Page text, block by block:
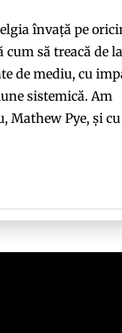
învață pe
cum să treacă de la
de mediu, cu
sistemică. Am
Mathew Pye, și cu